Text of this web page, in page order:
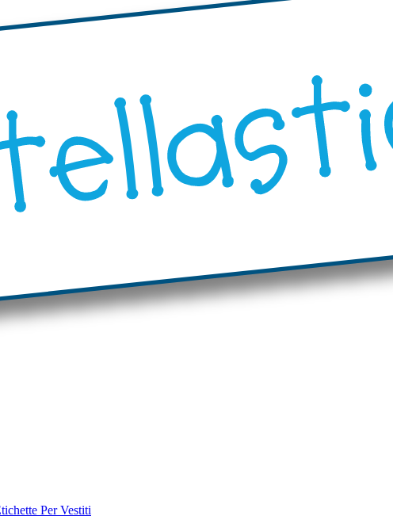
adesive con bordi ondulati Etichette adesive rotonde"Progetta i Tuoi" prodotti
Per Vestiti